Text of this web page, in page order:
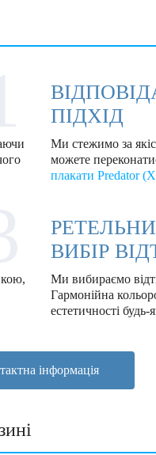
ПІДХІД
Ми стежимо за
можете
плакати Predator
ВИБІР
Ми вибираємо
Гармонійна
естетичності
інформація